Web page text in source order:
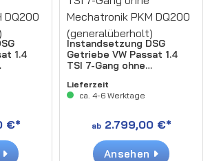
1.4
€*
Instandsetzung DSG
Getriebe VW Passat 1.4
TSI 7-Gang ohne
(generalüberholt)
Lieferzeit
ca. 4-6 Werktage
ab2.799,00 €*
Ansehen